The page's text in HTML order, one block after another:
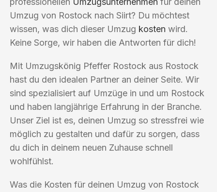
Umzug von Rostock nach Siirt? Du möchtest
wissen, was dich dieser Umzug kosten wird.
Keine Sorge, wir haben die Antworten für dich!
Mit Umzugskönig Pfeffer Rostock aus Rostock
hast du den idealen Partner an deiner Seite. Wir
sind spezialisiert auf Umzüge in und um Rostock
und haben langjährige Erfahrung in der Branche.
Unser Ziel ist es, deinen Umzug so stressfrei wie
möglich zu gestalten und dafür zu sorgen, dass
du dich in deinem neuen Zuhause schnell
wohlfühlst.
Was die Kosten für deinen Umzug von Rostock